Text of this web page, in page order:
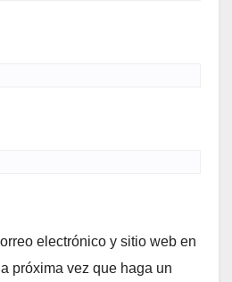
electrónico y sitio web en
próxima vez que haga un